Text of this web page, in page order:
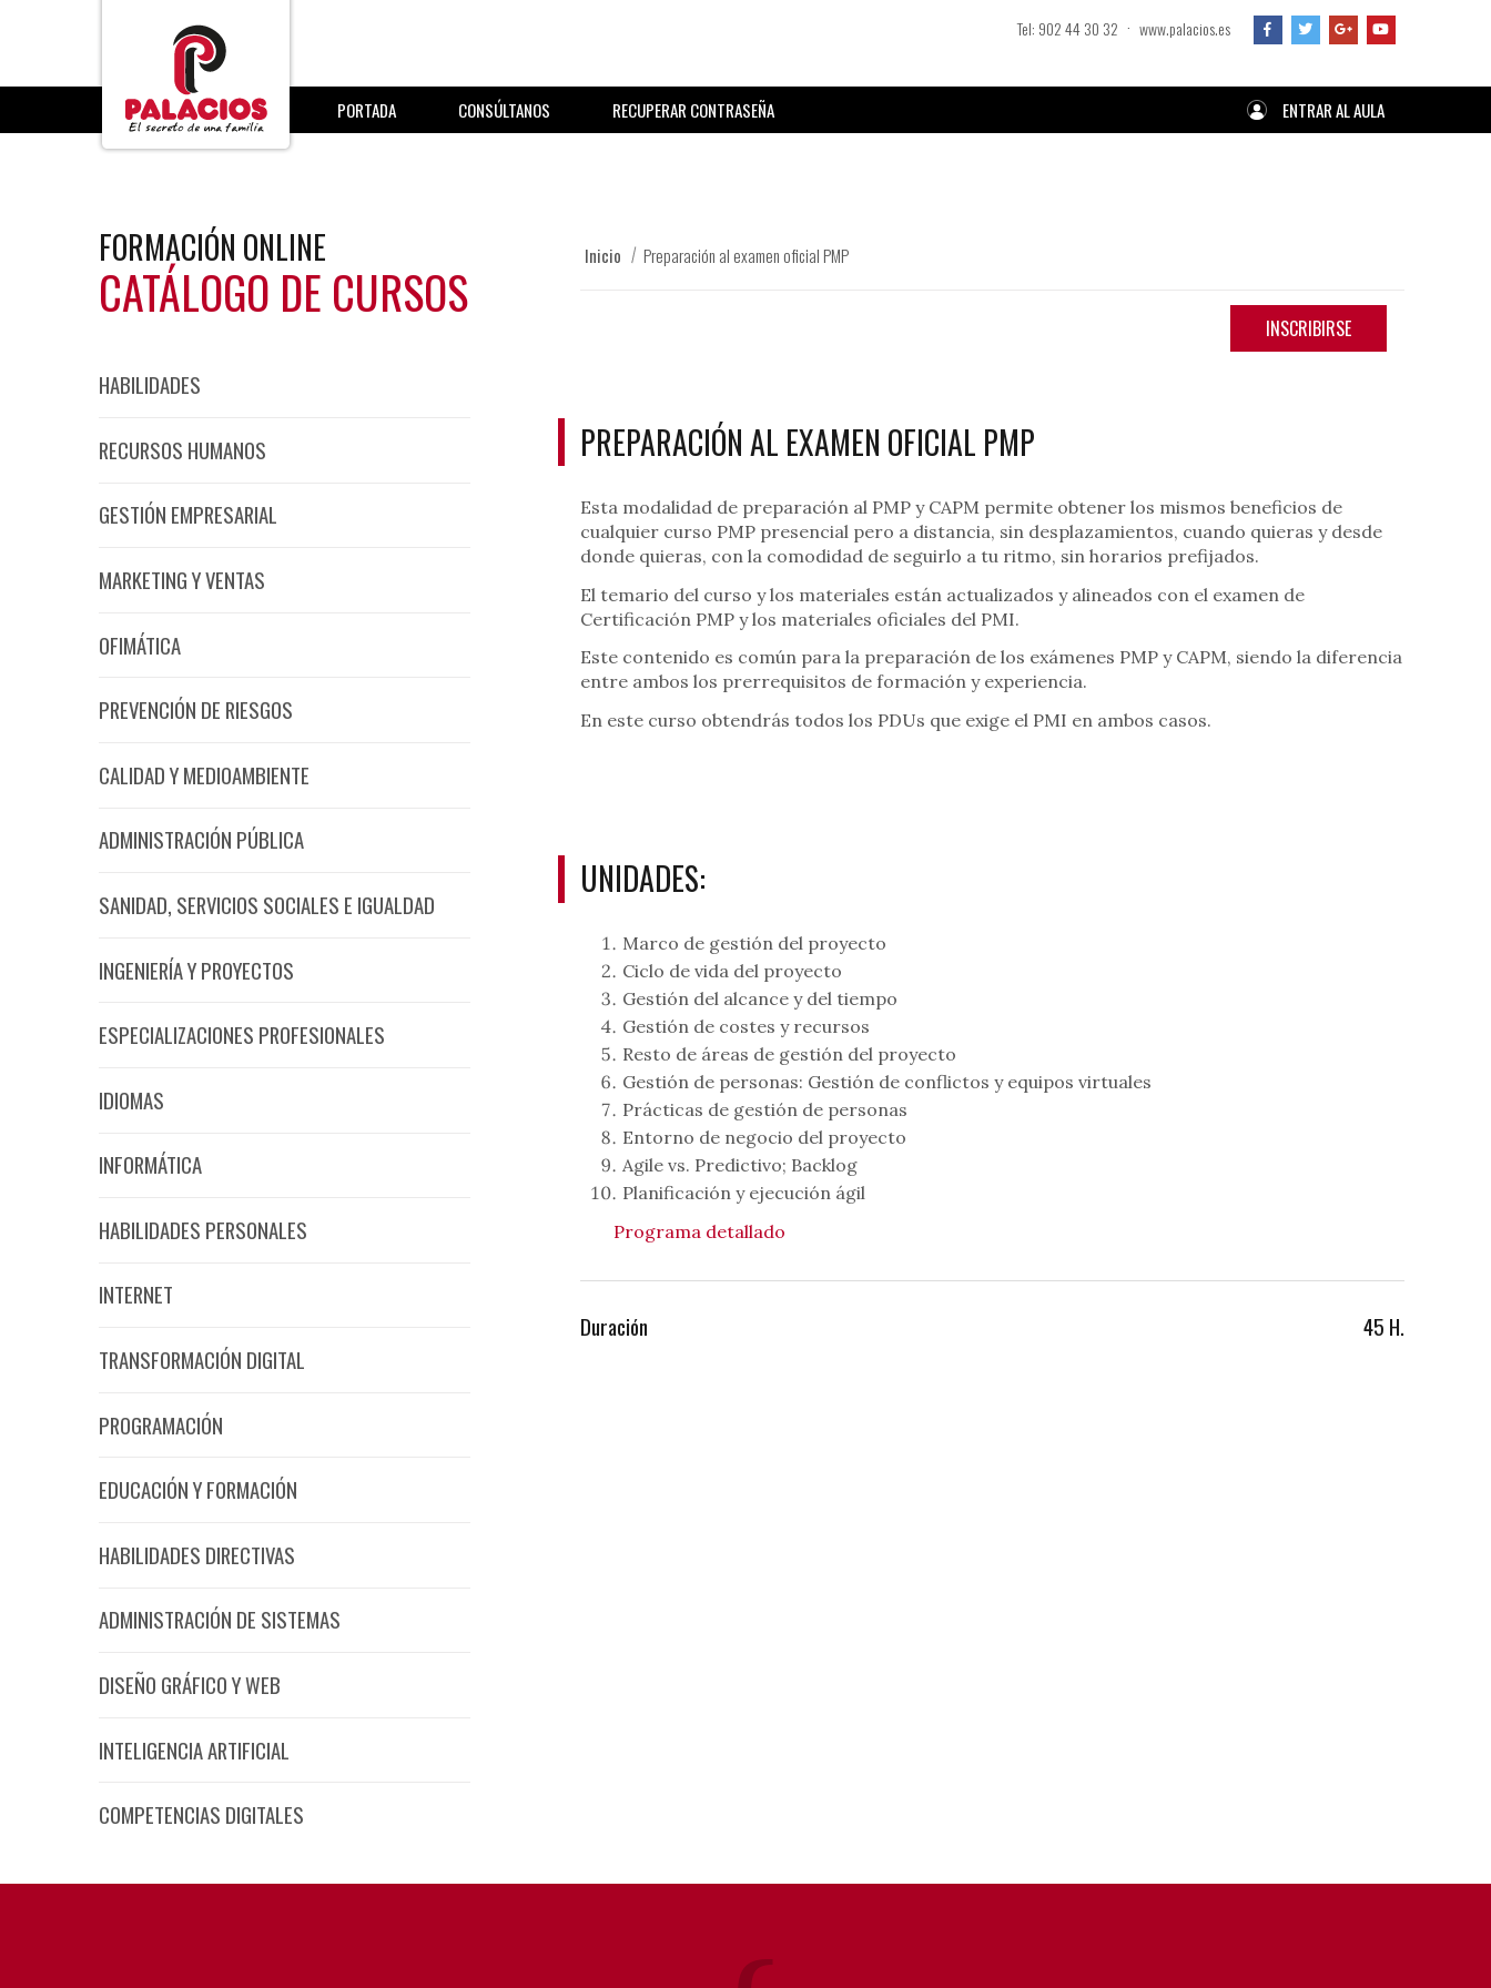
Tel: 902 44 30 32 · www.palacios.es
PORTADA CONSÚLTANOS RECUPERAR CONTRASEÑA ENTRAR AL AULA
CATÁLOGO DE CURSOS
FORMACIÓN ONLINE
HABILIDADES
RECURSOS HUMANOS
GESTIÓN EMPRESARIAL
MARKETING Y VENTAS
OFIMÁTICA
PREVENCIÓN DE RIESGOS
CALIDAD Y MEDIOAMBIENTE
ADMINISTRACIÓN PÚBLICA
SANIDAD, SERVICIOS SOCIALES E IGUALDAD
INGENIERÍA Y PROYECTOS
ESPECIALIZACIONES PROFESIONALES
IDIOMAS
INFORMÁTICA
HABILIDADES PERSONALES
INTERNET
TRANSFORMACIÓN DIGITAL
PROGRAMACIÓN
EDUCACIÓN Y FORMACIÓN
HABILIDADES DIRECTIVAS
ADMINISTRACIÓN DE SISTEMAS
DISEÑO GRÁFICO Y WEB
INTELIGENCIA ARTIFICIAL
COMPETENCIAS DIGITALES
Inicio Preparación al examen oficial PMP
INSCRIBIRSE
PREPARACIÓN AL EXAMEN OFICIAL PMP
Esta modalidad de preparación al PMP y CAPM permite obtener los mismos beneficios de
cualquier curso PMP presencial pero a distancia, sin desplazamientos, cuando quieras y desde
donde quieras, con la comodidad de seguirlo a tu ritmo, sin horarios prefijados.
El temario del curso y los materiales están actualizados y alineados con el examen de
Certificación PMP y los materiales oficiales del PMI.
Este contenido es común para la preparación de los exámenes PMP y CAPM, siendo la diferencia
entre ambos los prerrequisitos de formación y experiencia.
En este curso obtendrás todos los PDUs que exige el PMI en ambos casos.
UNIDADES:
Marco de gestión del proyecto
Ciclo de vida del proyecto
Gestión del alcance y del tiempo
Gestión de costes y recursos
Resto de áreas de gestión del proyecto
Gestión de personas: Gestión de conflictos y equipos virtuales
Prácticas de gestión de personas
Entorno de negocio del proyecto
Agile vs. Predictivo; Backlog
Planificación y ejecución ágil
Programa detallado
45 H.
Duración